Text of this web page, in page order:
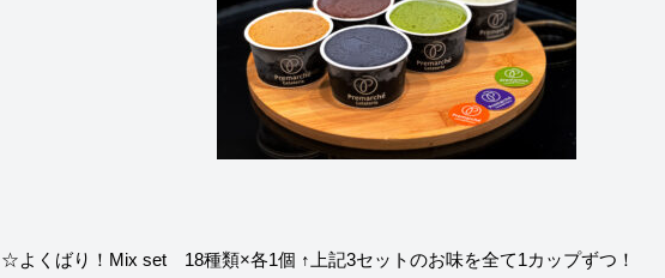
☆よくばり！Mix set 18種類×各1個 ↑上記3セットのお味を全て1カップずつ！